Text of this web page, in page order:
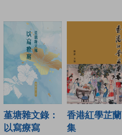
堇塘雜文錄：
以寫療寫
香港紅學芷蘭
集